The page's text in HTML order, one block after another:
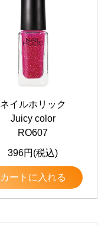
ネイルホリック
Juicy color
RO607
396円(税込)
カートに入れる